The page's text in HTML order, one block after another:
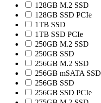
128GB M.2 SSD
128GB SSD PCIe
1TB SSD
1TB SSD PCIe
250GB M.2 SSD
250GB SSD
256GB M.2 SSD
256GB mSATA SSD
256GB SSD
256GB SSD PCIe